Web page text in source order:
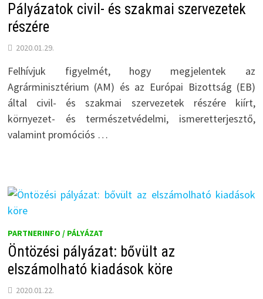
Pályázatok civil- és szakmai szervezetek
részére
2020.01.29.
Felhívjuk figyelmét, hogy megjelentek az
Agrárminisztérium (AM) és az Európai Bizottság (EB)
által civil- és szakmai szervezetek részére kiírt,
környezet- és természetvédelmi, ismeretterjesztő,
valamint promóciós …
PARTNERINFO / PÁLYÁZAT
Öntözési pályázat: bővült az
elszámolható kiadások köre
2020.01.22.